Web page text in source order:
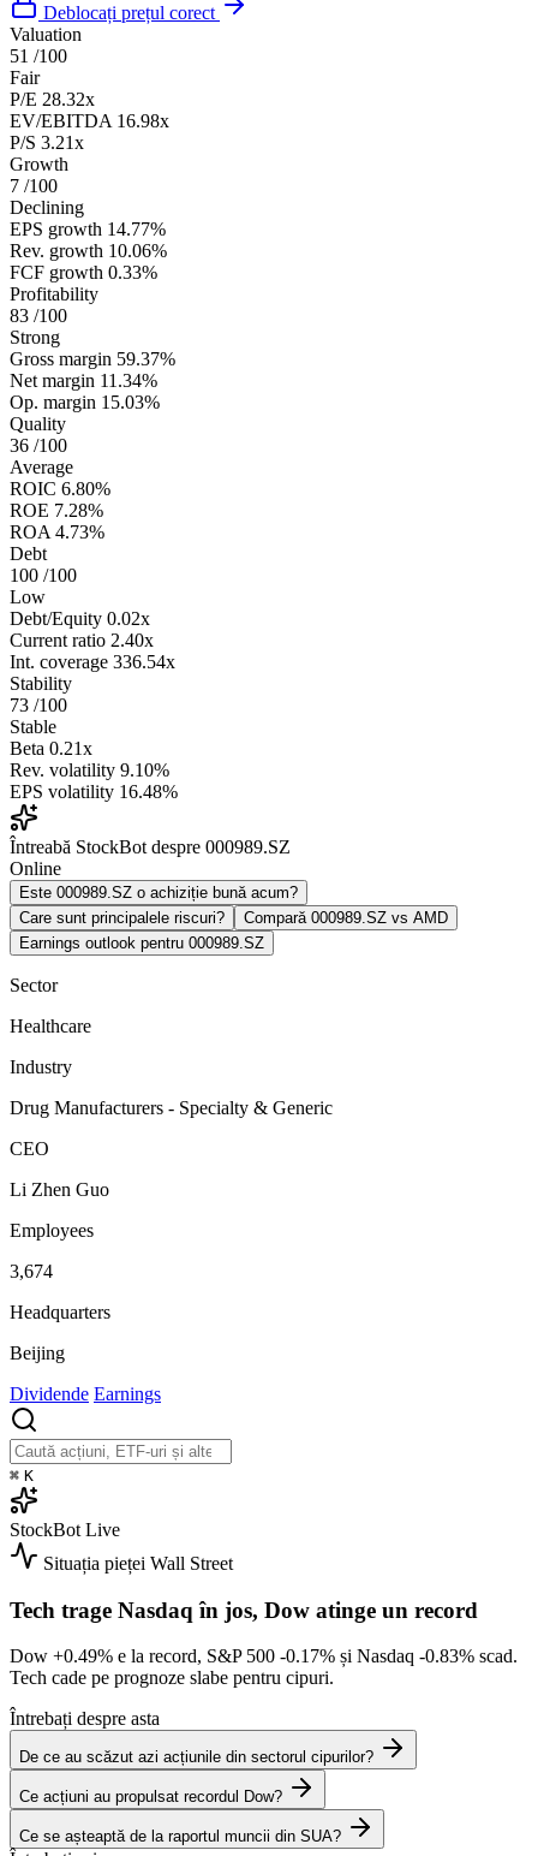
Deblocați prețul corect
Valuation
51 /100
Fair
P/E 28.32x
EV/EBITDA 16.98x
P/S 3.21x
Growth
7 /100
Declining
EPS growth 14.77%
Rev. growth 10.06%
FCF growth 0.33%
Profitability
83 /100
Strong
Gross margin 59.37%
Net margin 11.34%
Op. margin 15.03%
Quality
36 /100
Average
ROIC 6.80%
ROE 7.28%
ROA 4.73%
Debt
100 /100
Low
Debt/Equity 0.02x
Current ratio 2.40x
Int. coverage 336.54x
Stability
73 /100
Stable
Beta 0.21x
Rev. volatility 9.10%
EPS volatility 16.48%
Întreabă StockBot despre 000989.SZ
Online
Este 000989.SZ o achiziție bună acum?
Care sunt principalele riscuri?
Compară 000989.SZ vs AMD
Earnings outlook pentru 000989.SZ
Sector
Healthcare
Industry
Drug Manufacturers - Specialty & Generic
CEO
Li Zhen Guo
Employees
3,674
Headquarters
Beijing
Dividende Earnings
⌘ K
StockBot Live
Situația pieței Wall Street
Tech trage Nasdaq în jos, Dow atinge un record
Dow +0.49% e la record, S&P 500 -0.17% și Nasdaq -0.83% scad.
Tech cade pe prognoze slabe pentru cipuri.
Întrebați despre asta
De ce au scăzut azi acțiunile din sectorul cipurilor?
Ce acțiuni au propulsat recordul Dow?
Ce se așteaptă de la raportul muncii din SUA?